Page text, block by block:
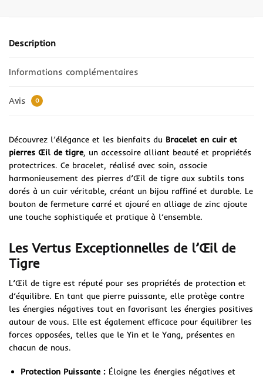
Description
Informations complémentaires
Avis 0
Découvrez l’élégance et les bienfaits du Bracelet en cuir et
pierres Œil de tigre, un accessoire alliant beauté et propriétés
protectrices. Ce bracelet, réalisé avec soin, associe
harmonieusement des pierres d’Œil de tigre aux subtils tons
dorés à un cuir véritable, créant un bijou raffiné et durable. Le
bouton de fermeture carré et ajouré en alliage de zinc ajoute
une touche sophistiquée et pratique à l’ensemble.
Les Vertus Exceptionnelles de l’Œil de
Tigre
L’Œil de tigre est réputé pour ses propriétés de protection et
d’équilibre. En tant que pierre puissante, elle protège contre
les énergies négatives tout en favorisant les énergies positives
autour de vous. Elle est également efficace pour équilibrer les
forces opposées, telles que le Yin et le Yang, présentes en
chacun de nous.
Protection Puissante : Éloigne les énergies négatives et